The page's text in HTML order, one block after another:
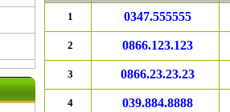
1 0347.555555
2 0866.123.123
3 0866.23.23.23
4 039.884.8888